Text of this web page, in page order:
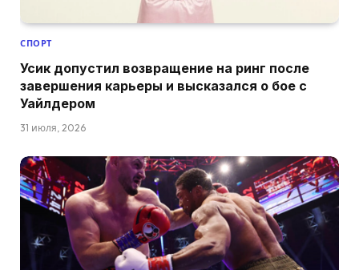
СПОРТ
Усик допустил возвращение на ринг после
завершения карьеры и высказался о бое с
Уайлдером
31 июля, 2026